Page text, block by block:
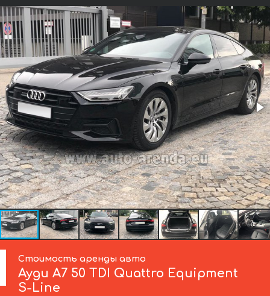
Стоимость аренды авто
АудиA7 50 TDI Quattro Equipment
S-Line